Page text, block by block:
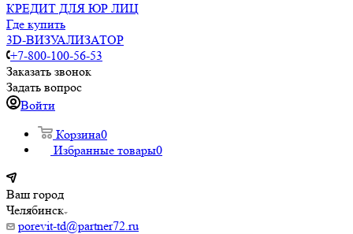
КРЕДИТ ДЛЯ ЮР ЛИЦ
Где купить
3D-ВИЗУАЛИЗАТОР
+7-800-100-56-53
Заказать звонок
Задать вопрос
Войти
Корзина0
Избранные товары0
Ваш город
Челябинск
porevit-td@partner72.ru